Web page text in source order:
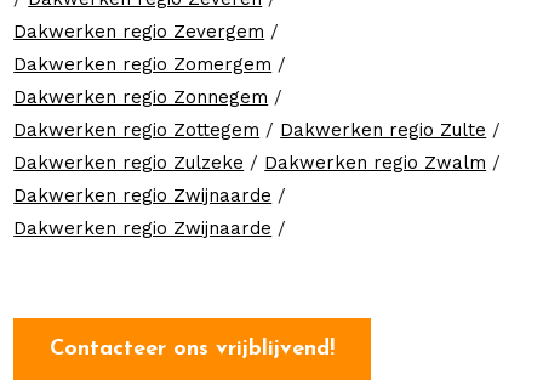
Dakwerken regio Zevergem /
Dakwerken regio Zomergem /
Dakwerken regio Zonnegem /
Dakwerken regio Zottegem / Dakwerken regio Zulte /
Dakwerken regio Zulzeke / Dakwerken regio Zwalm /
Dakwerken regio Zwijnaarde /
Dakwerken regio Zwijnaarde /
Contacteer ons vrijblijvend!